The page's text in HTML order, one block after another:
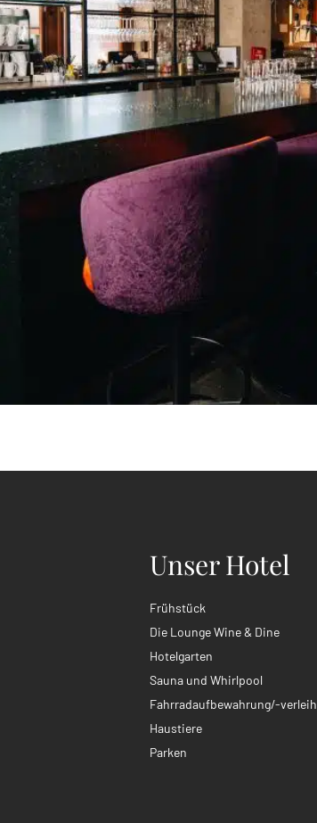
Unser Hotel
Frühstück
Die Lounge Wine & Dine
Hotelgarten
Sauna und Whirlpool
Fahrradaufbewahrung/-verleih
Haustiere
Parken